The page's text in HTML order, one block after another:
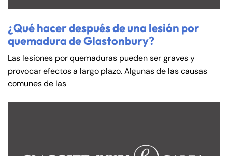
¿Qué hacer después de una lesión por
quemadura de Glastonbury?
Las lesiones por quemaduras pueden ser graves y
provocar efectos a largo plazo. Algunas de las causas
comunes de las